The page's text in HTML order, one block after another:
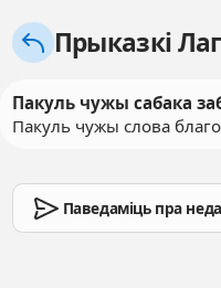
Прыказкі
Пакуль чужы сабака
Пакуль чужы слова
Паведаміць пра